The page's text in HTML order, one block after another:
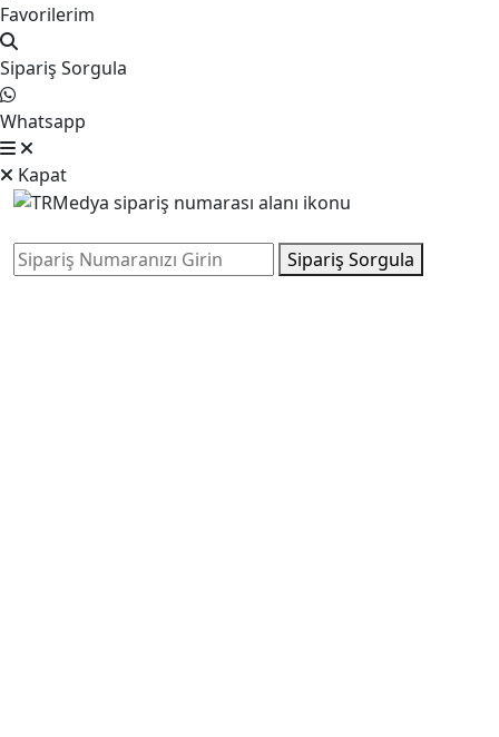
Favorilerim
Sipariş Sorgula
Whatsapp
Kapat
Sipariş Sorgula